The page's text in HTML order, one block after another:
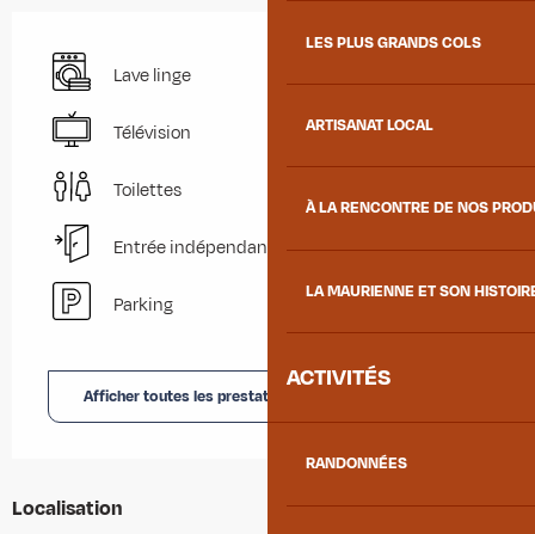
LES PLUS GRANDS COLS
ARTISANAT LOCAL
À LA RENCONTRE DE NOS
LA MAURIENNE ET SON
ACTIVITÉS
RANDONNÉES
Lave linge
Télévision
Toilettes
Entrée indépendante
Parking
Afficher toutes les prestations
Localisation